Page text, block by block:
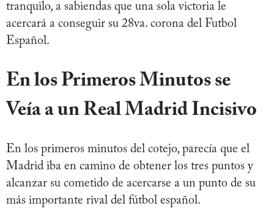
tranquilo, a sabiendas que una sola victoria le
acercará a conseguir su 28va. corona del Futbol
Español.
En los Primeros Minutos se
Veía a un Real Madrid Incisivo
En los primeros minutos del cotejo, parecía que el
Madrid iba en camino de obtener los tres puntos y
alcanzar su cometido de acercarse a un punto de su
más importante rival del fútbol español.